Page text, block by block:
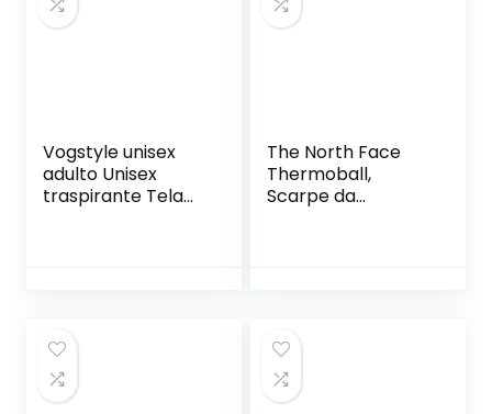
Vogstyle unisex
adulto Unisex
traspirante Tela
The North Face
Thermoball,
Scarpe da